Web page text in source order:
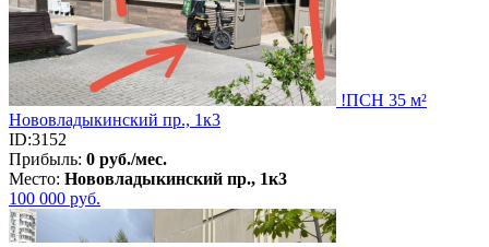
!ПСН 35 м²
Нововладыкинский пр., 1к3
ID:3152
Прибыль: 0 руб./мес.
Место: Нововладыкинский пр., 1к3
100 000 руб.